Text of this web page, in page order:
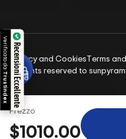
Prezzo
$1010.00
All rights reserved to
Privacy and CookiesTerms
Recensioni Eccellente
Verificato da
Trustindex